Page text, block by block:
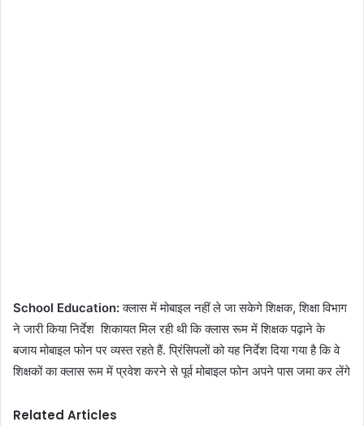
School Education:क्‍लास में मोबाइल नहीं ले जा सकेगे शिक्षक, शिक्षा विभाग
ने जारी किया निर्देश शिकायत मिल रही थी कि क्लास रूम में शिक्षक पढ़ाने के
बजाय मोबाइल फोन पर व्यस्त रहते हैं. प्रिंसिपलों को यह निर्देश दिया गया है कि वे
शिक्षकों का क्लास रूम में प्रवेश करने से पूर्व मोबाइल फोन अपने पास जमा कर लेंगे
Related Articles